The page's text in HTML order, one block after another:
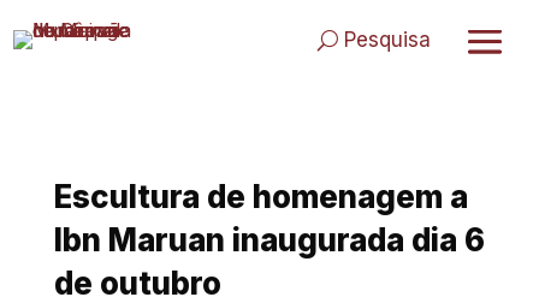
to
Pesquisa
Escultura de homenagem a
Ibn Maruan inaugurada dia 6
de outubro